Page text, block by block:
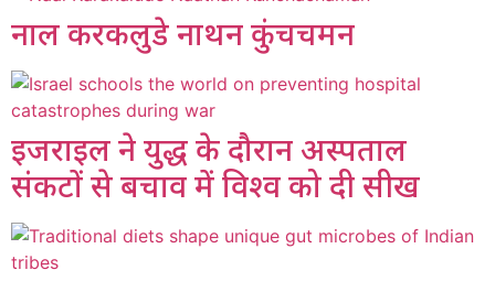
नाल करकलुडे नाथन कुंचचमन
इजराइल ने युद्ध के दौरान अस्पताल
संकटों से बचाव में विश्व को दी सीख